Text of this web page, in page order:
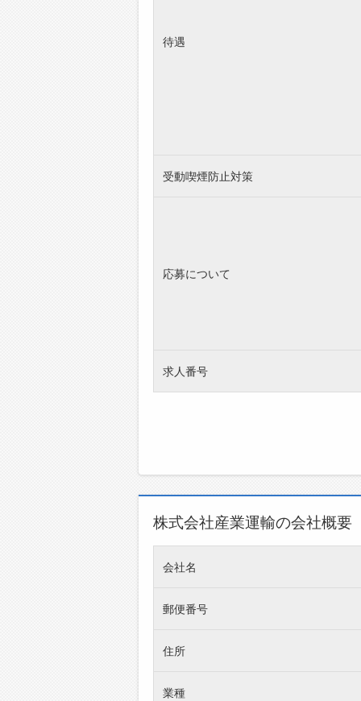
待遇
受動喫煙防止対策
応募について
求人番号
株式会社産業運輸の会社概要
会社名
郵便番号
住所
業種